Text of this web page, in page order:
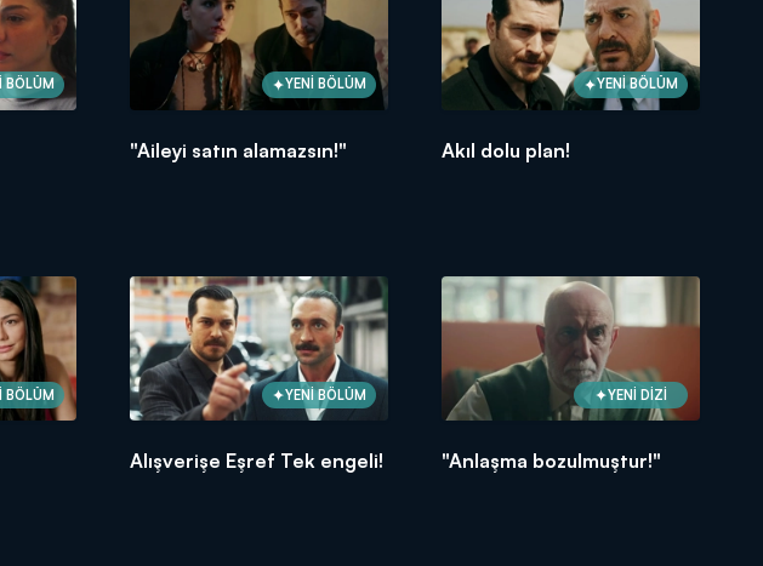
BÖLÜM YENİ BÖLÜM
"Aileyi satın alamazsın!"
YENİ BÖLÜM
Akıl dolu plan!
BÖLÜM YENİ BÖLÜM
Alışverişe Eşref Tek engeli!
YENİ DİZİ
"Anlaşma bozulmuştur!"